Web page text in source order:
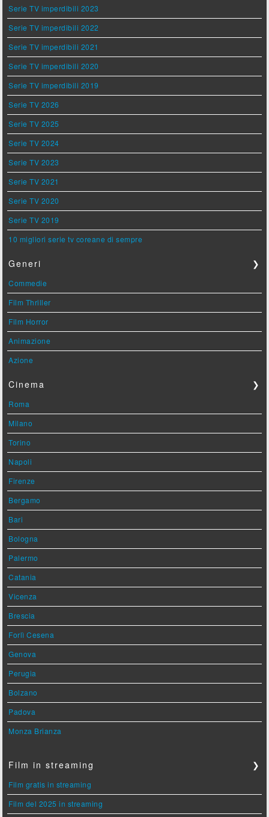
Serie TV imperdibili 2023
Serie TV imperdibili 2022
Serie TV imperdibili 2021
Serie TV imperdibili 2020
Serie TV imperdibili 2019
Serie TV 2026
Serie TV 2025
Serie TV 2024
Serie TV 2023
Serie TV 2021
Serie TV 2020
Serie TV 2019
10 migliori serie tv coreane di sempre
Generi ❯
Commedie
Film Thriller
Film Horror
Animazione
Azione
Cinema ❯
Roma
Milano
Torino
Napoli
Firenze
Bergamo
Bari
Bologna
Palermo
Catania
Vicenza
Brescia
Forlì Cesena
Genova
Perugia
Bolzano
Padova
Monza Brianza
Film in streaming ❯
Film gratis in streaming
Film del 2025 in streaming